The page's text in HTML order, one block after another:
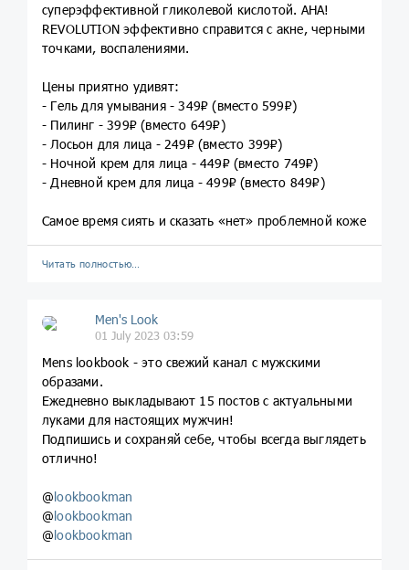
суперэффективной гликолевой кислотой. AHA!
REVOLUTION эффективно справится с акне, черными
точками, воспалениями.
Цены приятно удивят:
- Гель для умывания - 349₽ (вместо 599₽)
- Пилинг - 399₽ (вместо 649₽)
- Лосьон для лица - 249₽ (вместо 399₽)
- Ночной крем для лица - 449₽ (вместо 749₽)
- Дневной крем для лица - 499₽ (вместо 849₽)
Самое время сиять и сказать «нет» проблемной коже
Читать полностью…
Men's Look
01 July 2023 03:59
Mens lookbook - это свежий канал с мужскими
образами.
Ежедневно выкладывают 15 постов с актуальными
луками для настоящих мужчин!
Подпишись и сохраняй себе, чтобы всегда выглядеть
отлично!
@lookbookman
@lookbookman
@lookbookman